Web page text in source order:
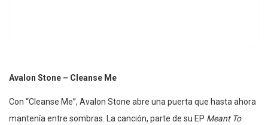
Avalon Stone – Cleanse Me
Con “Cleanse Me”, Avalon Stone abre una puerta que hasta ahora
mantenía entre sombras. La canción, parte de su EP Meant To